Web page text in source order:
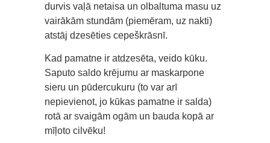
durvis vaļā netaisa un olbaltuma masu uz
vairākām stundām (piemēram, uz nakti)
atstāj dzesēties cepeškrāsnī.
Kad pamatne ir atdzesēta, veido kūku.
Saputo saldo krējumu ar maskarpone
sieru un pūdercukuru (to var arī
nepievienot, jo kūkas pamatne ir salda)
rotā ar svaigām ogām un bauda kopā ar
mīļoto cilvēku!